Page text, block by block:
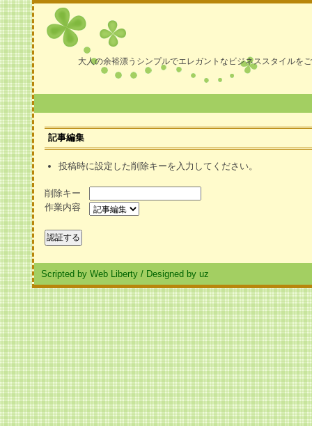
大人の余裕漂うシンプルでエレガントなビジネススタイルを
記事編集
投稿時に設定した削除キーを入力してください。
削除キー
作業内容
Scripted by Web Liberty / Designed by uz